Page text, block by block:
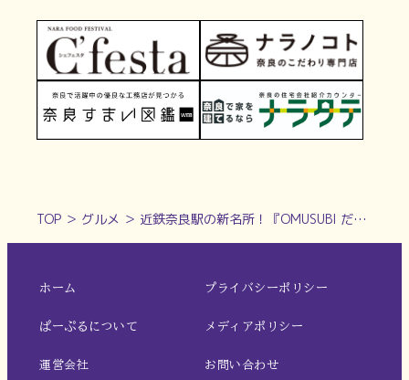
TOP ＞ グルメ ＞ 近鉄奈良駅の新名所！『OMUSUBI だんだん』の南高梅＆味玉そぼろおにぎりは必食
ホーム
ぱーぷるについて
運営会社
プライバシーポリシー
メディアポリシー
お問い合わせ